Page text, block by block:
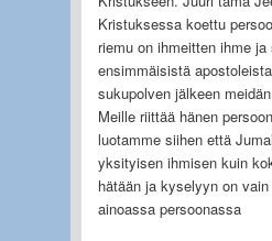
Kristuksessa koettu
riemu on ihmeitten ihme
ensimmäisistä
sukupolven jälkeen
Meille riittää hänen
luotamme siihen että
yksityisen ihmisen kuin
hätään ja kyselyyn on
ainoassa persoonassa